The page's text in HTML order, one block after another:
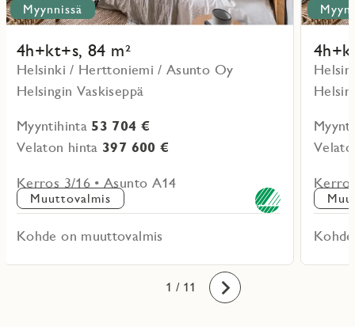
Myynnissä
4h+kt+s, 84 m²
Helsinki / Herttoniemi / Asunto Oy
Helsingin Vaskiseppä
Myyntihinta 53 704 €
Velaton hinta 397 600 €
Kerros 3/16 • Asunto A14
Muuttovalmis
Kohde on muuttovalmis
1
2
3
4
5
6
7
8
9
10
11 / 11 Eteenpäin